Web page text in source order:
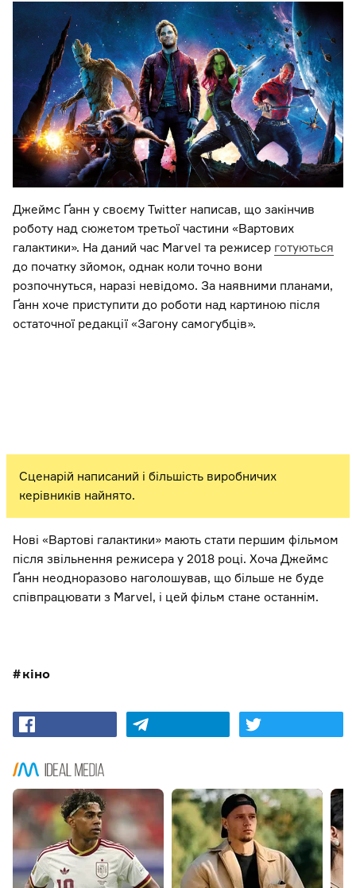
Джеймс Ґанн у своєму Twitter написав, що закінчив
роботу над сюжетом третьої частини «Вартових
галактики». На даний час Marvel та режисер готуються
до початку зйомок, однак коли точно вони
розпочнуться, наразі невідомо. За наявними планами,
Ґанн хоче приступити до роботи над картиною після
остаточної редакції «Загону самогубців».
Сценарій написаний і більшість виробничих
керівників найнято.
Нові «Вартові галактики» мають стати першим фільмом
після звільнення режисера у 2018 році. Хоча Джеймс
Ґанн неодноразово наголошував, що більше не буде
співпрацювати з Marvel, і цей фільм стане останнім.
кіно